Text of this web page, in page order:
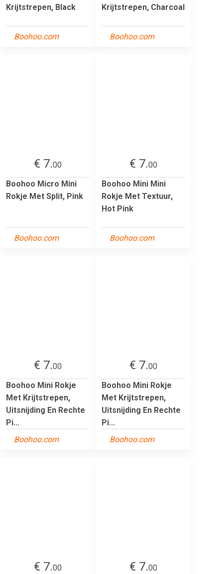
Krijtstrepen, Black
Boohoo.com
Krijtstrepen, Charcoal
Boohoo.com
€ 7.00
Boohoo Micro Mini
Rokje Met Split, Pink
Boohoo.com
€ 7.00
Boohoo Mini Mini
Rokje Met Textuur,
Hot Pink
Boohoo.com
€ 7.00
Boohoo Mini Rokje
Met Krijtstrepen,
Uitsnijding En Rechte
Pi...
Boohoo.com
€ 7.00
Boohoo Mini Rokje
Met Krijtstrepen,
Uitsnijding En Rechte
Pi...
Boohoo.com
€ 7.00
€ 7.00